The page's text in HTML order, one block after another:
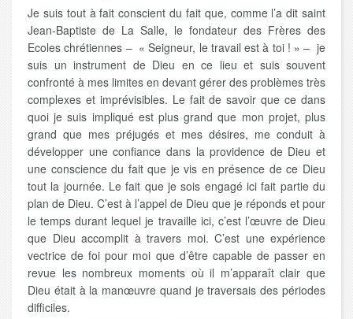
Je suis tout à fait conscient du fait que, comme l’a dit saint
Jean-Baptiste de La Salle, le fondateur des Frères des
Ecoles chrétiennes – « Seigneur, le travail est à toi ! » – je
suis un instrument de Dieu en ce lieu et suis souvent
confronté à mes limites en devant gérer des problèmes très
complexes et imprévisibles. Le fait de savoir que ce dans
quoi je suis impliqué est plus grand que mon projet, plus
grand que mes préjugés et mes désires, me conduit à
développer une confiance dans la providence de Dieu et
une conscience du fait que je vis en présence de ce Dieu
tout la journée. Le fait que je sois engagé ici fait partie du
plan de Dieu. C’est à l’appel de Dieu que je réponds et pour
le temps durant lequel je travaille ici, c’est l’œuvre de Dieu
que Dieu accomplit à travers moi. C’est une expérience
vectrice de foi pour moi que d’être capable de passer en
revue les nombreux moments où il m’apparaît clair que
Dieu était à la manœuvre quand je traversais des périodes
difficiles.